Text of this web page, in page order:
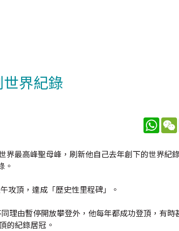
界紀錄
最高峰聖母峰，刷新他自己去年創下的世界紀
。
攻頂，達成「歷史性里程碑」。
理由暫停開放攀登外，他每年都成功登頂，有時
的紀錄居冠。